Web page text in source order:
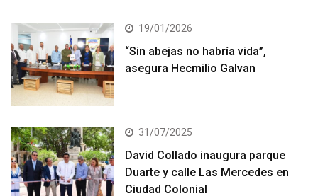
19/01/2026
“Sin abejas no habría vida”,
asegura Hecmilio Galvan
31/07/2025
David Collado inaugura parque
Duarte y calle Las Mercedes en
Ciudad Colonial